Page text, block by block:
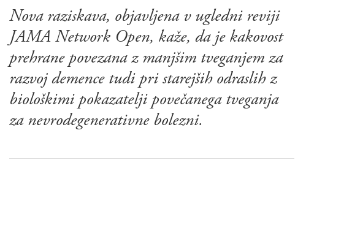
Nova raziskava, objavljena v ugledni reviji
JAMA Network Open, kaže, da je kakovost
prehrane povezana z manjšim tveganjem za
razvoj demence tudi pri starejših odraslih z
biološkimi pokazatelji povečanega tveganja
za nevrodegenerativne bolezni.